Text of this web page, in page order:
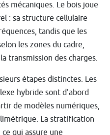
mécaniques. Le bois joue
: sa structure cellulaire
tandis que les
les zones du cadre,
transmission des charges.
étapes distinctes. Les
hybride sont d'abord
de modèles numériques,
La stratification
qui assure une